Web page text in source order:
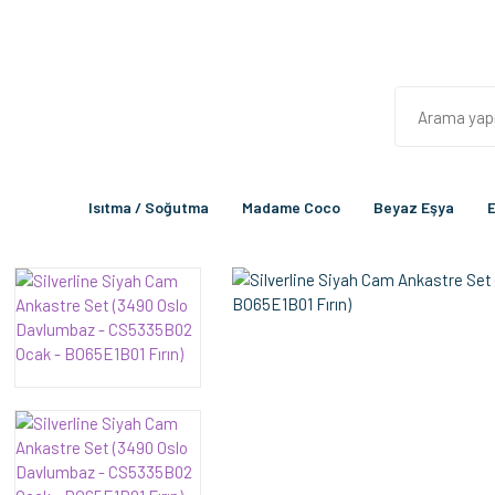
Isıtma / Soğutma Madame Coco Beyaz Eşya